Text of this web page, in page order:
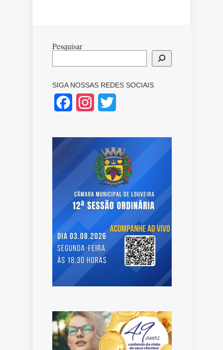
Pesquisar
SIGA NOSSAS REDES SOCIAIS
FacebookInstagram